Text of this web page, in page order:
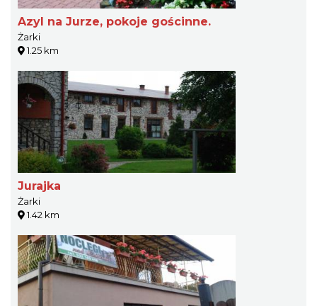
Azyl na Jurze, pokoje gościnne.
Żarki
1.25 km
Jurajka
Żarki
1.42 km